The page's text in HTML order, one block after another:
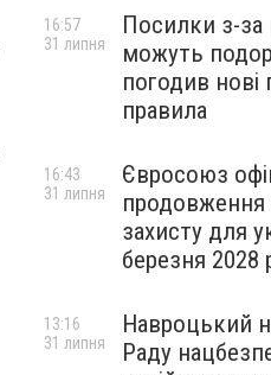
Посилки з-за
можуть
погодив нові
правила
16:57
31 липня
Євросоюз
продовження
захисту для
березня 2028
16:43
31 липня
Навроцький
Раду
13:16
31 липня